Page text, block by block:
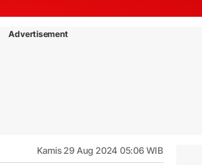
Advertisement
Kamis 29 Aug 2024 05:06 WIB